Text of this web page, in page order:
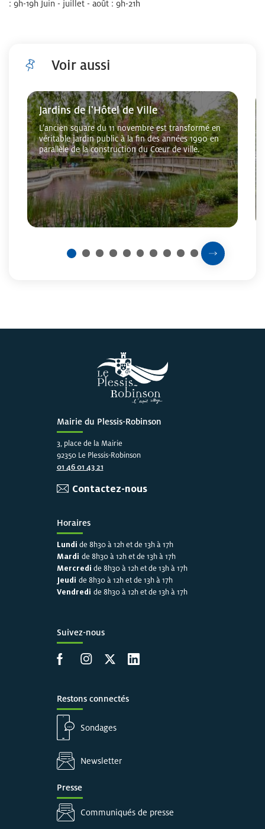
: 9h-19h Juin - juillet - août : 9h-21h
Voir aussi
Cliquer pour passer Voir aussi
Jardins de l'Hôtel de Ville
L’ancien square du 11 novembre est transformé en
véritable jardin public à la fin des années 1990 en
parallèle de la construction du Cœur de ville.
Prochaine
1 2 3 4 5 6 7 8 9 10
Mairie du Plessis-Robinson
3, place de la Mairie
92350 Le Plessis-Robinson
01 46 01 43 21
Contactez-nous
Horaires
Lundi de 8h30 à 12h et de 13h à 17h
Mardi de 8h30 à 12h et de 13h à 17h
Mercredi de 8h30 à 12h et de 13h à 17h
Jeudi de 8h30 à 12h et de 13h à 17h
Vendredi de 8h30 à 12h et de 13h à 17h
Suivez-nous
Accéder à la page Facebook
Accéder à la page Instagram
Accéder à la page X
Accéder à LinkedIn
Restons connectés
Sondages
Newsletter
Presse
Communiqués de presse